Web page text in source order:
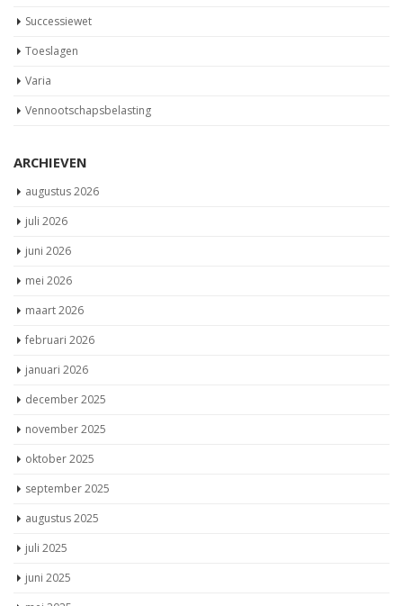
Successiewet
Toeslagen
Varia
Vennootschapsbelasting
ARCHIEVEN
augustus 2026
juli 2026
juni 2026
mei 2026
maart 2026
februari 2026
januari 2026
december 2025
november 2025
oktober 2025
september 2025
augustus 2025
juli 2025
juni 2025